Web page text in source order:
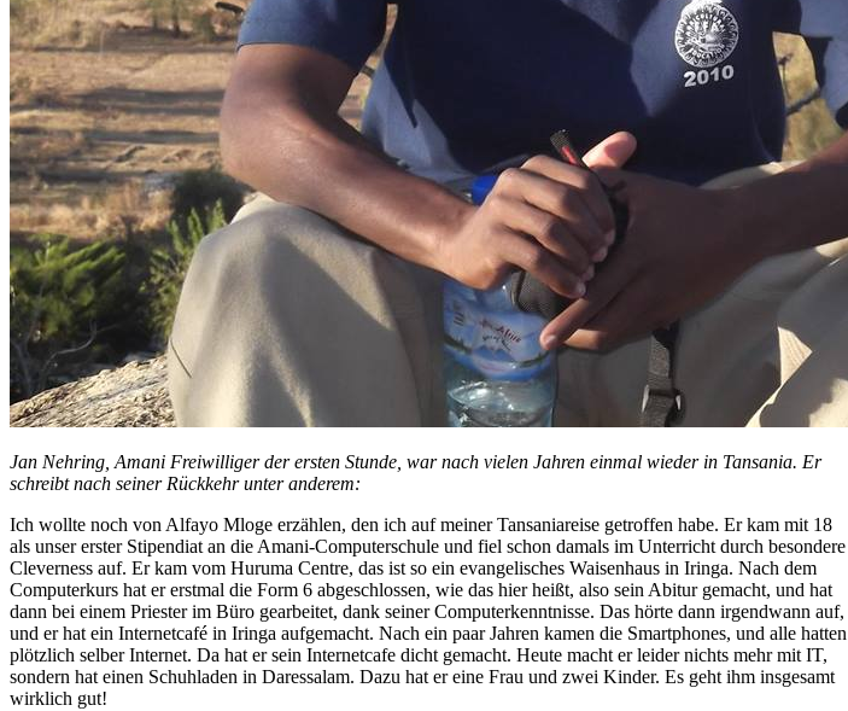
Jan Nehring, Amani Freiwilliger der ersten Stunde, war nach vielen Jahren einmal wieder in Tansania. Er
schreibt nach seiner Rückkehr unter anderem:
Ich wollte noch von Alfayo Mloge erzählen, den ich auf meiner Tansaniareise getroffen habe. Er kam mit 18
als unser erster Stipendiat an die Amani-Computerschule und fiel schon damals im Unterricht durch besondere
Cleverness auf. Er kam vom Huruma Centre, das ist so ein evangelisches Waisenhaus in Iringa. Nach dem
Computerkurs hat er erstmal die Form 6 abgeschlossen, wie das hier heißt, also sein Abitur gemacht, und hat
dann bei einem Priester im Büro gearbeitet, dank seiner Computerkenntnisse. Das hörte dann irgendwann auf,
und er hat ein Internetcafé in Iringa aufgemacht. Nach ein paar Jahren kamen die Smartphones, und alle hatten
plötzlich selber Internet. Da hat er sein Internetcafe dicht gemacht. Heute macht er leider nichts mehr mit IT,
sondern hat einen Schuhladen in Daressalam. Dazu hat er eine Frau und zwei Kinder. Es geht ihm insgesamt
wirklich gut!